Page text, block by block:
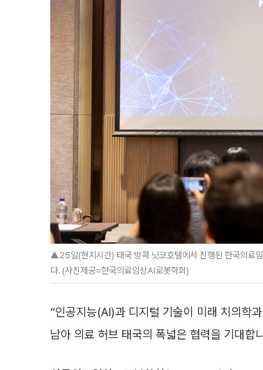
▲25일(현지시간) 태국 방콕 닛코호텔에서 진행된 한국의료
다. (사진제공=한국의료임상AI로봇학회)
“인공지능(AI)과 디지털 기술이 미래 치의학
남아 의료 허브 태국의 폭넓은 협력을 기대합